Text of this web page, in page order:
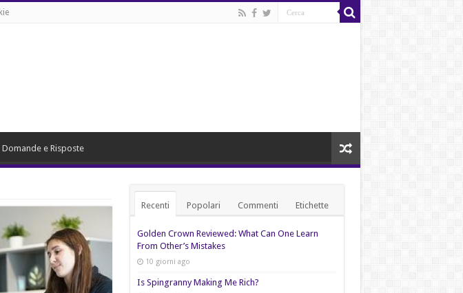
Domande e Risposte
Recenti Popolari Commenti Etichette
Golden Crown Reviewed: What Can One Learn
From Other’s Mistakes
10 giorni ago
Is Spingranny Making Me Rich?